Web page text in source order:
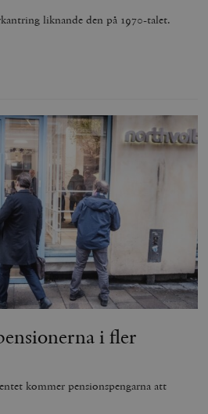
liknande den på 1970-talet.
i fler
kommer pensionspengarna att